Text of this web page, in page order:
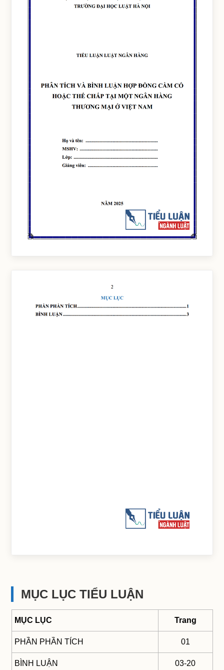
MỤC LỤC TIỂU LUẬN
MỤC LỤC Trang
PHẦN PHẦN TÍCH 01
BÌNH LUẬN 03-20